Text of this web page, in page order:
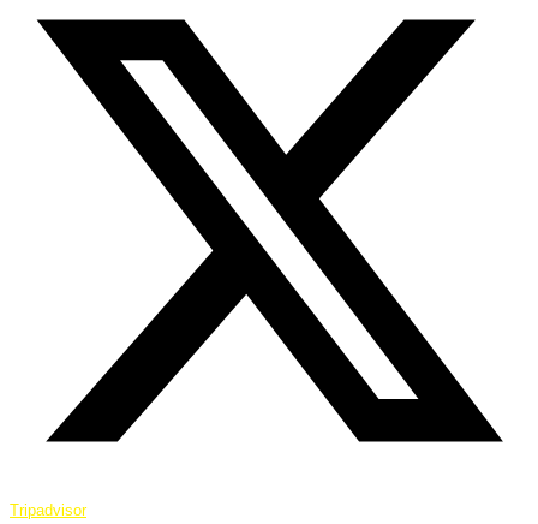
Tripadvisor